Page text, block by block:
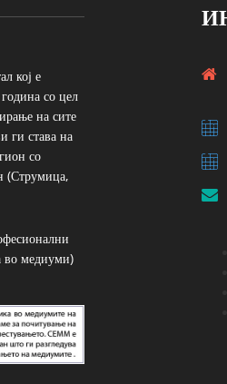
кој е
со цел
на сите
ги става на
со
(Струмица,
во медиуми)